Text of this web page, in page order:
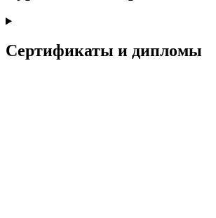
Сертификаты и дипломы